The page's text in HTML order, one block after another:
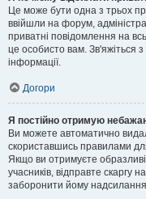
Це може бути одна з трьох
ввійшли на форум,
приватні повідомлення на
це особисто вам. Зв'яжіться
інформації.
Догори
Я постійно отримую
Ви можете автоматично
скориставшись правилами
Якщо ви отримуєте
учасників, відправте
заборонити йому